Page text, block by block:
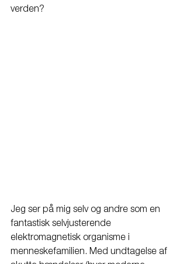
verden?
Jeg ser på mig selv og andre som en
fantastisk selvjusterende
elektromagnetisk organisme i
menneskefamilien. Med undtagelse af